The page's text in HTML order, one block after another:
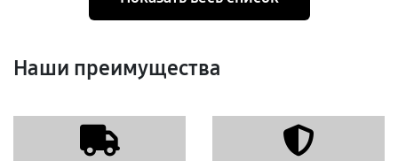
Наши преимущества